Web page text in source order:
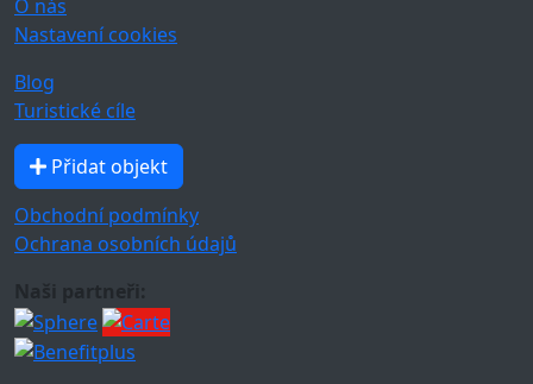
O nás
Nastavení cookies
Blog
Turistické cíle
Přidat objekt
Obchodní podmínky
Ochrana osobních údajů
Naši partneři: